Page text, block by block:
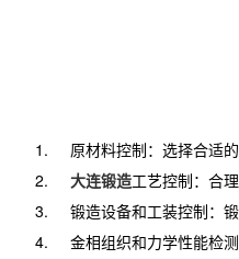
1.
原材料控制：选择合适
2.
大连锻造工艺控制：合
3.
锻造设备和工装控制：
4.
金相组织和力学性能检